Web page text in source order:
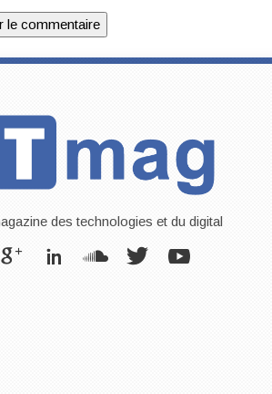
des technologies et du digital